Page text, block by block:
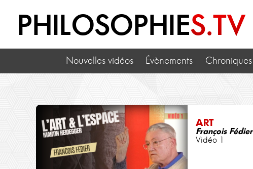
PHILOSOPHIES.TV
Nouvelles vidéos Évènements Chroniques
ART
François Fédier
Vidéo 1